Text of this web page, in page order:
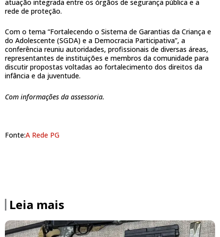
atuação integrada entre os órgãos de segurança pública e a
rede de proteção.
Com o tema “Fortalecendo o Sistema de Garantias da Criança e
do Adolescente (SGDA) e a Democracia Participativa”, a
conferência reuniu autoridades, profissionais de diversas áreas,
representantes de instituições e membros da comunidade para
discutir propostas voltadas ao fortalecimento dos direitos da
infância e da juventude.
Com informações da assessoria.
Fonte:A Rede PG
Leia mais